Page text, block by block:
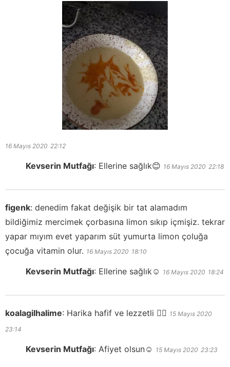
16 Mayıs 2020 22:12
Kevserin Mutfağı: Ellerine sağlık😊 16 Mayıs 2020 22:18
figenk: denedim fakat değişik bir tat alamadım
bildiğimiz mercimek çorbasına limon sıkıp içmişiz. tekrar
yapar mıyım evet yaparım süt yumurta limon çoluğa
çocuğa vitamin olur. 16 Mayıs 2020 18:10
Kevserin Mutfağı: Ellerine sağlık☺️ 16 Mayıs 2020 18:24
koalagilhalime: Harika hafif ve lezzetli 👍🏼 15 Mayıs 2020
23:14
Kevserin Mutfağı: Afiyet olsun☺️ 15 Mayıs 2020 23:23